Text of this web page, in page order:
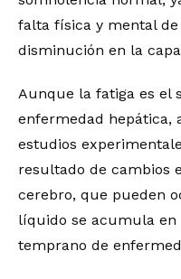
falta física y mental
disminución en la
Aunque la fatiga es el
enfermedad hepática,
estudios
resultado de cambios
cerebro, que pueden
líquido se acumula en
temprano de